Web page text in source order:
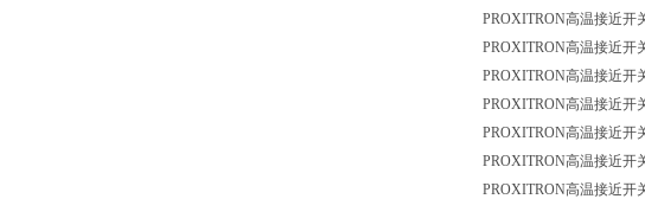
PROXITRON高温接近开
PROXITRON高温接近开
PROXITRON高温接近开
PROXITRON高温接近开
PROXITRON高温接近开
PROXITRON高温接近开
PROXITRON高温接近开